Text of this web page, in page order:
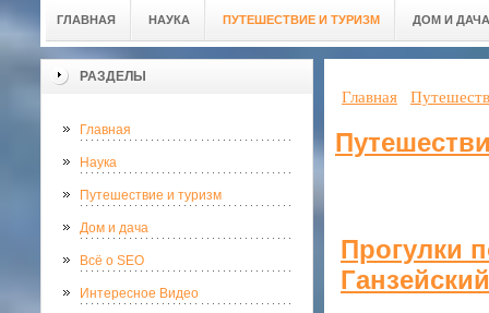
ГЛАВНАЯ НАУКА ПУТЕШЕСТВИЕ И ТУРИЗМ ДОМ И ДАЧА
РАЗДЕЛЫ
Главная
Наука
Путешествие и туризм
Дом и дача
Всё о SEO
Интересное Видео
Главная
Прогулки